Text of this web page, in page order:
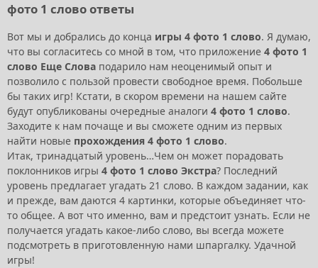
фото 1 слово ответы
Вот мы и добрались до конца игры 4 фото 1 слово. Я думаю,
что вы согласитесь со мной в том, что приложение 4 фото 1
слово Еще Слова подарило нам неоценимый опыт и
позволило с пользой провести свободное время. Побольше
бы таких игр! Кстати, в скором времени на нашем сайте
будут опубликованы очередные аналоги 4 фото 1 слово.
Заходите к нам почаще и вы сможете одним из первых
найти новые прохождения 4 фото 1 слово.
Итак, тринадцатый уровень…Чем он может порадовать
поклонников игры 4 фото 1 слово Экстра? Последний
уровень предлагает угадать 21 слово. В каждом задании, как
и прежде, вам даются 4 картинки, которые объединяет что-
то общее. А вот что именно, вам и предстоит узнать. Если не
получается угадать какое-либо слово, вы всегда можете
подсмотреть в приготовленную нами шпаргалку. Удачной
игры!